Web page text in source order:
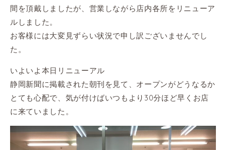
間を頂戴しましたが、営業しながら店内各所をリニューア
ルしました。
お客様には大変見ずらい状況で申し訳ございませんでし
た。
いよいよ本日リニューアル
静岡新聞に掲載された朝刊を見て、オープンがどうなるか
とても心配で、気が付けばいつもより30分ほど早くお店
に来ていました。